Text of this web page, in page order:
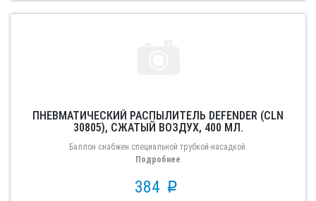
ПНЕВМАТИЧЕСКИЙ РАСПЫЛИТЕЛЬ DEFENDER (CLN
30805), СЖАТЫЙ ВОЗДУХ, 400 МЛ.
Баллон снабжен специальной трубкой-насадкой.
Подробнее
384 p